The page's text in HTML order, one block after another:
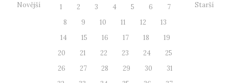
Novější 1 2 3 4 5 6
7
8
9 10 11 12
13
14
15 16 17 18
19
20
21 22 23 24
25
26
27 28 29 30
31
Starší